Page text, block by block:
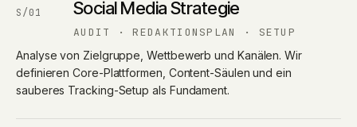
S/01 Social Media Strategie
AUDIT · REDAKTIONSPLAN · SETUP
Analyse von Zielgruppe, Wettbewerb und Kanälen. Wir
definieren Core-Plattformen, Content-Säulen und ein
sauberes Tracking-Setup als Fundament.